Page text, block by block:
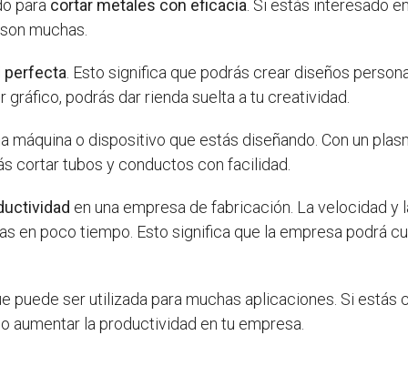
para cortar metales con eficacia . Si estás interesado
muchas.
perfecta . Esto significa que podrás crear diseños
podrás dar rienda suelta a tu creatividad.
o dispositivo que estás diseñando. Con un
cortar tubos y conductos con facilidad.
en una empresa de fabricación. La velocidad y
en poco tiempo. Esto significa que la empresa podrá
puede ser utilizada para muchas aplicaciones. Si estás
aumentar la productividad en tu empresa.